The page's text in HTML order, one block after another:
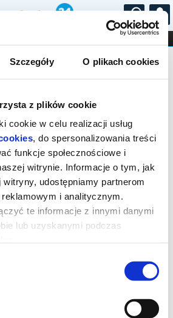
Szczegóły O plikach cookies
z plików cookie
cookie w celu realizacji usług
, do spersonalizowania treści
funkcje społecznościowe i
witrynie. Informacje o tym, jak
udostępniamy partnerom
i analitycznym.
te informacje z innymi danymi
lub uzyskanymi podczas
...
OPERA I BALET
STAND-UP
on-line na wydarzenie